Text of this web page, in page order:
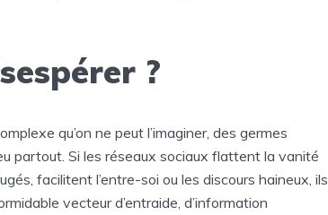
?
qu’on ne peut l’imaginer, des germes
partout. Si les réseaux sociaux flattent la vanité
facilitent l’entre-soi ou les discours haineux, ils
vecteur d’entraide, d’information